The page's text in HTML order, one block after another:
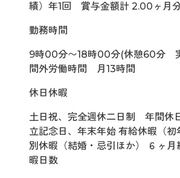
績）年1回 賞与金額計 2.00ヶ月分
勤務時間
9時00分〜18時00分(休憩60分
間外労働時間 月13時間
休日休暇
土日祝、完全週休二日制 年間休
立記念日、年末年始 有給休暇（
別休暇（結婚・忌引ほか） ６ヶ
暇日数